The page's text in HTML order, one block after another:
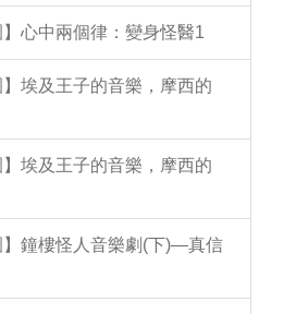
心中兩個律：變身怪醫1
埃及王子的音樂，摩西的
埃及王子的音樂，摩西的
鐘樓怪人音樂劇(下)—真信